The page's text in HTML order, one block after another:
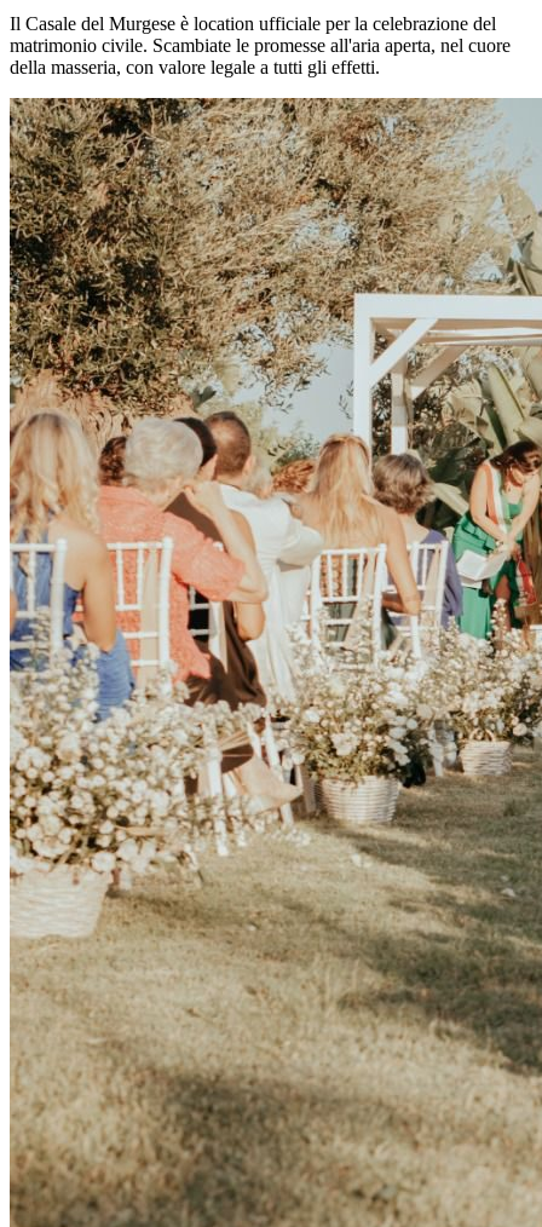
Il Casale del Murgese è location ufficiale per la celebrazione del
matrimonio civile. Scambiate le promesse all'aria aperta, nel cuore
della masseria, con valore legale a tutti gli effetti.